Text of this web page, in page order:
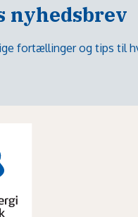
nyhedsbrev
fortællinger og tips til